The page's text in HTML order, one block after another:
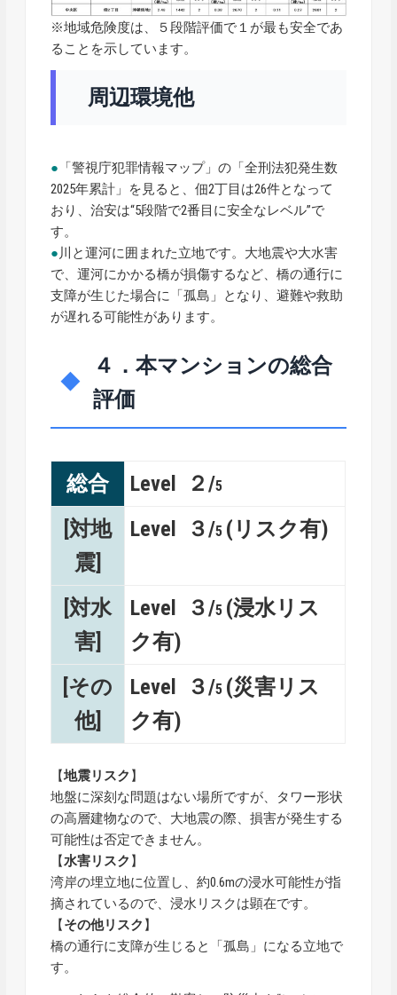
※地域危険度は、５段階評価で１が最も安全であ
ることを示しています。
周辺環境他
● 「警視庁犯罪情報マップ」の「全刑法犯発生数
2025年累計」を見ると、佃2丁目は26件となって
おり、治安は“5段階で2番目に安全なレベル”で
す。
●川と運河に囲まれた立地です。大地震や大水害
で、運河にかかる橋が損傷するなど、橋の通行に
支障が生じた場合に「孤島」となり、避難や救助
が遅れる可能性があります。
４．本マンションの総合
評価
総合 Level ２/5
[対地
震]
Level ３/5 (リスク有)
[対水
害]
Level ３/5 (浸水リス
ク有)
[その
他]
Level ３/5 (災害リス
ク有)
【地震リスク 】
地盤に深刻な問題はない場所ですが、タワー形状
の高層建物なので、大地震の際、損害が発生する
可能性は否定できません。
【水害リスク 】
湾岸の埋立地に位置し、約0.6mの浸水可能性が指
摘されているので、浸水リスクは顕在です。
【その他リスク 】
橋の通行に支障が生じると「孤島」になる立地で
す。